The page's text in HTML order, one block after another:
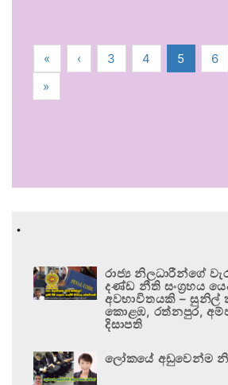
« ‹ 3 4 5 6
»
.
රාජ්‍ය නිලධාරීන්ගේ
දණ්ඩ නීති සංග්‍රහය
අවභාවිතයකි –
කොළඹ, රත්නපුර,
දිසාපති
ලෝකයේ අඩුවෙන්ම